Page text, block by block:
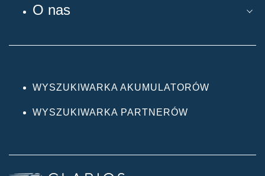
O nas
WYSZUKIWARKA AKUMULATORÓW
WYSZUKIWARKA PARTNERÓW